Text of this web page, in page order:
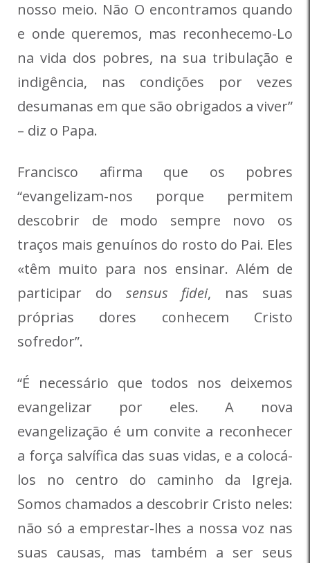
nosso meio. Não O encontramos quando
e onde queremos, mas reconhecemo-Lo
na vida dos pobres, na sua tribulação e
indigência, nas condições por vezes
desumanas em que são obrigados a viver”
– diz o Papa.
Francisco afirma que os pobres
“evangelizam-nos porque permitem
descobrir de modo sempre novo os
traços mais genuínos do rosto do Pai. Eles
«têm muito para nos ensinar. Além de
participar do sensus fidei, nas suas
próprias dores conhecem Cristo
sofredor”.
“É necessário que todos nos deixemos
evangelizar por eles. A nova
evangelização é um convite a reconhecer
a força salvífica das suas vidas, e a colocá-
los no centro do caminho da Igreja.
Somos chamados a descobrir Cristo neles:
não só a emprestar-lhes a nossa voz nas
suas causas, mas também a ser seus